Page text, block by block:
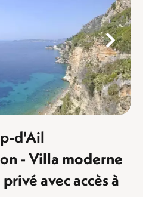
d'Ail
- Villa moderne
avec accès à